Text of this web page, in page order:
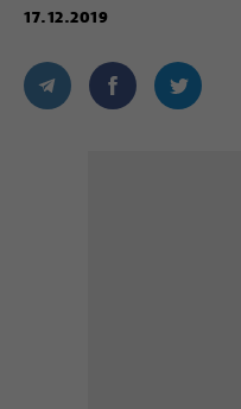
17.12.2019